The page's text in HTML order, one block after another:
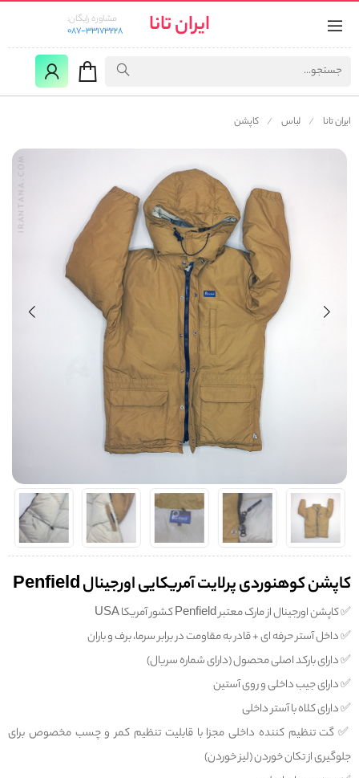
ایران تانا
مشاوره رایگان:
087-33173228
ایران تانا لباس کاپشن
کاپشن کوهنوردی پرلایت آمریکایی اورجینال Penfield
✅️ کاپشن‌ اورجینال از مارک معتبر Penfield کشور آمریکا USA
✅️ داخل آستر حرفه ای + قادر به مقاومت در برابر سرما، برف و باران
✅️ دارای بارکد اصلی محصول (دارای شماره سریال)
✅️ دارای جیب داخلی و روی آستین
✅️ دارای کلاه با آستر داخلی
✅️ گت تنظیم کننده داخلی مجزا با قابلیت تنظیم کمر و چسب مخصوص برای
جلوگیری از تکان خوردن (لیز خوردن)